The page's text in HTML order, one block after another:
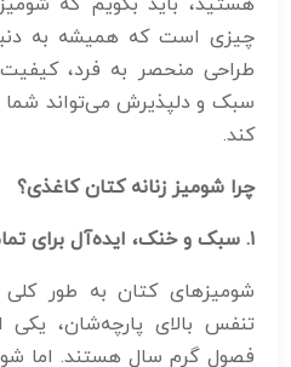
هستید، باید بگویم که
چیزی است که همیشه به
طراحی منحصر به فرد،
سبک و دلپذیرش می‌تواند شما
کند.
چرا شومیز زنانه کتان کاغذی؟
۱.سبک و خنک، ایده‌آل برای
شومیزهای کتان به طور
تنفس بالای پارچه‌شان، یکی
فصول گرم سال هستند. اما